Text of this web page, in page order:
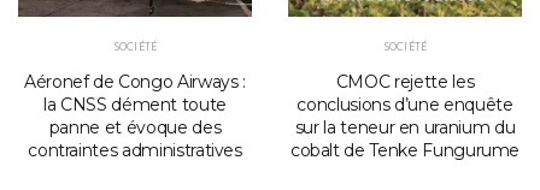
SOCIÉTÉ
Aéronef de Congo Airways :
la CNSS dément toute
panne et évoque des
contraintes administratives
SOCIÉTÉ
CMOC rejette les
conclusions d’une enquête
sur la teneur en uranium du
cobalt de Tenke Fungurume